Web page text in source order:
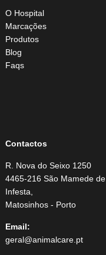
O Hospital
Marcações
Produtos
Blog
Faqs
Contactos
R. Nova do Seixo 1250
4465-216 São Mamede de
Infesta,
Matosinhos - Porto
Email:
geral@animalcare.pt